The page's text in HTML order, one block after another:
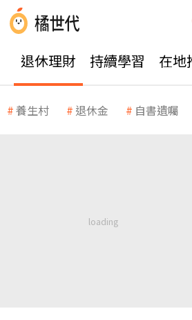
退休理財 持續學習 在地
養生村 退休金 自書遺囑